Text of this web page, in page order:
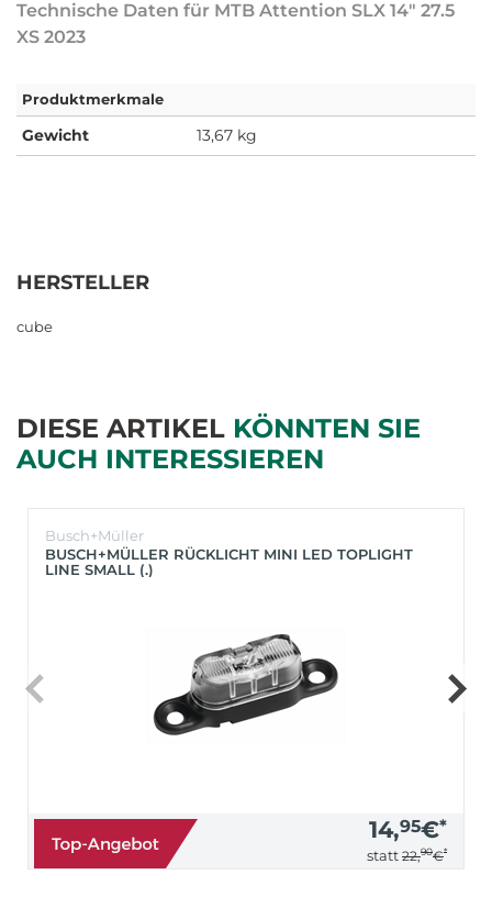
Technische Daten für MTB Attention SLX 14" 27.5
XS 2023
Produktmerkmale
Gewicht 13,67 kg
HERSTELLER
cube
DIESE ARTIKEL KÖNNTEN SIE
AUCH INTERESSIEREN
Busch+Müller
BUSCH+MÜLLER RÜCKLICHT MINI LED TOPLIGHT
LINE SMALL (.)
14,95€*
statt 22,90€*